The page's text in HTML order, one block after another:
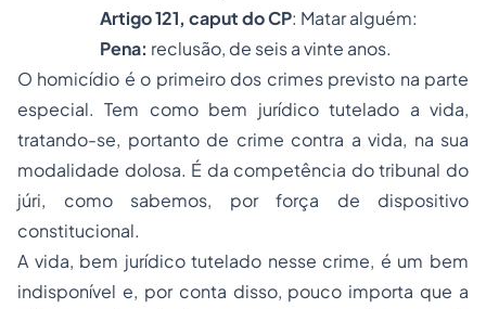
Artigo 121, caputdo CP: Matar alguém:
Pena: reclusão, de seis a vinte anos.
O homicídio é o primeiro dos crimes previsto na parte
especial. Tem como bem jurídico tutelado a vida,
tratando-se, portanto de crime contra a vida, na sua
modalidade dolosa. É da competência do tribunal do
júri, como sabemos, por força de dispositivo
constitucional.
A vida, bem jurídico tutelado nesse crime, é um bem
indisponível e, por conta disso, pouco importa que a